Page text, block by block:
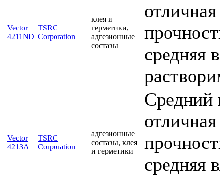
Vector
4211ND
TSRC
Corporation
клея и
герметики,
адгезионные
составы
средняя
Vector
4213A
TSRC
Corporation
адгезионные
составы, клея
и герметики
Средний
средняя